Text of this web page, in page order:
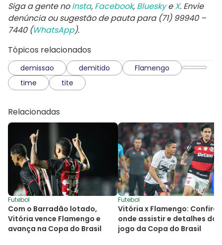
Siga a gente noInsta, Facebook, BlueskyeX. Envie
denúncia ou sugestão de pauta para (71) 99940 –
7440 (WhatsApp).
Tópicos relacionados
demissao demitido
Flamengo
time
tite
Relacionadas
Futebol
Com o Barradão lotado,
Vitória vence Flamengo e
avança na Copa do Brasil
Futebol
Vitória x Flamengo: Confira
onde assistir e detalhes do
jogo da Copa do Brasil